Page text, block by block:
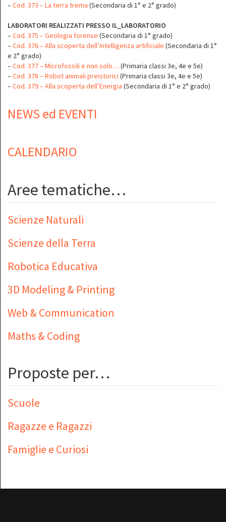
–Cod. 373 – La terra trema (Secondaria di 1° e 2° grado)
LABORATORI REALIZZATI PRESSO IL_LABORATORIO
–Cod. 375 – Geologia forense (Secondaria di 1° grado)
–Cod. 376 – Alla scoperta dell’intelligenza artificiale (Secondaria di 1°
e 2° grado)
–Cod. 377 – Microfossili e non solo… (Primaria classi 3e, 4e e 5e)
–Cod. 378 – Robot animali preistorici (Primaria classi 3e, 4e e 5e)
–Cod. 379 – Alla scoperta dell’Energia (Secondaria di 1° e 2° grado)
NEWS ed EVENTI
CALENDARIO
Aree tematiche…
Scienze Naturali
Scienze della Terra
Robotica Educativa
3D Modeling & Printing
Web & Communication
Maths & Coding
Proposte per…
Scuole
Ragazze e Ragazzi
Famiglie e Curiosi